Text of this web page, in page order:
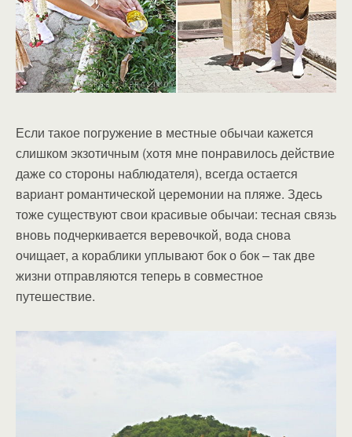
Если такое погружение в местные обычаи кажется
слишком экзотичным (хотя мне понравилось действие
даже со стороны наблюдателя), всегда остается
вариант романтической церемонии на пляже. Здесь
тоже существуют свои красивые обычаи: тесная связь
вновь подчеркивается веревочкой, вода снова
очищает, а кораблики уплывают бок о бок – так две
жизни отправляются теперь в совместное
путешествие.